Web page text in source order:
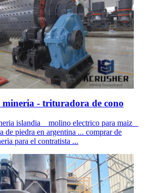
mineria - trituradora de cono
islandia _ molino electrico para maiz _
de piedra en argentina ... comprar de
para el contratista ...